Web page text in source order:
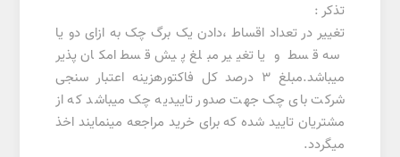
تذکر :
تغییر در تعداد اقساط ،دادن یک برگ چک به ازای دو یا
سه قسط و یا تغییر مبلغ پیش قسط امکان پذیر
میباشد.مبلغ 3 درصد کل فاکتورهزینه اعتبار سنجی
شرکت بای چک جهت صدور تاییدیه چک میباشد که از
مشتریان تایید شده که برای خرید مراجعه مینمایند اخذ
میگردد.